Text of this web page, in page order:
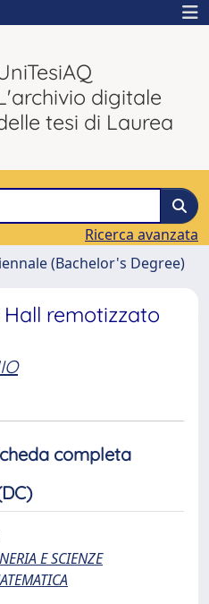
digitale
tesi di Laurea
Ricerca avanzata
(Bachelor's Degree)
remotizzato
completa
E SCIENZE